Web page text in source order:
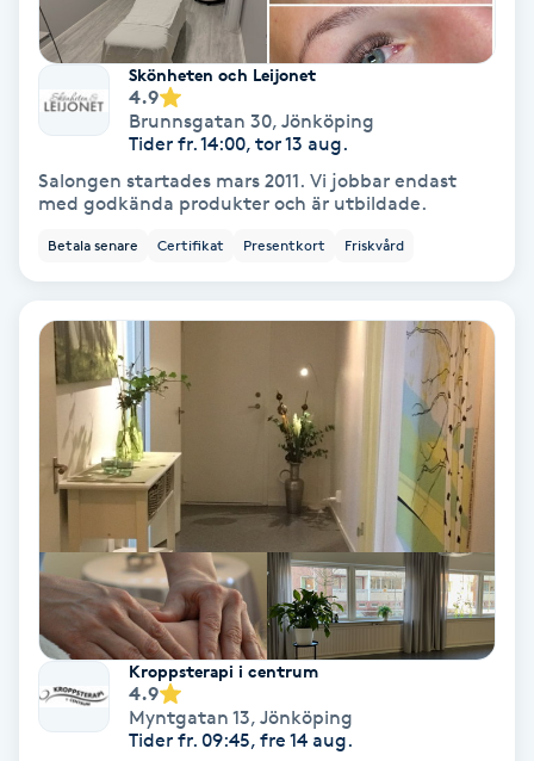
Kiropraktik
Klangmassage
Klippning
Klippning ungdom
Koppningsmassage
Kosmetisk tatuering
Kostrådgivning
Kroppsinpackning
Kroppspeeling
Käkledsbehandling
Skönheten och Leijonet
4.9
Brunnsgatan 30, Jönköping
Tider fr. 14:00, tor 13 aug.
Salongen startades mars 2011. Vi jobbar endast
med godkända produkter och är utbildade.
Betala senare Certifikat Presentkort Friskvård
Kroppsterapi i centrum
4.9
Myntgatan 13, Jönköping
Tider fr. 09:45, fre 14 aug.